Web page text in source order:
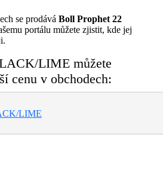
se prodává Boll Prophet 22
portálu můžete zjistit, kde jej
LIME můžete
cenu v obchodech: